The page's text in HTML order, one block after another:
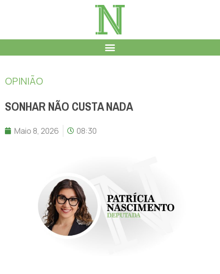
OPINIÃO
SONHAR NÃO CUSTA NADA
Maio 8, 2026 08:30